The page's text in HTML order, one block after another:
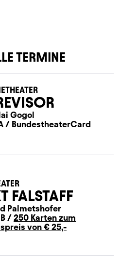
TERMINE
Gogol
/ BundestheaterCard
FALSTAFF
Palmetshofer
/ 250 Karten zum
von € 25,-